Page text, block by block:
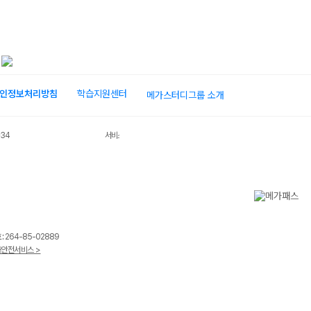
정보처리방침 학습지원센터 메가스터디그룹 소개
서비스 가입사실 확인
호 : 264-85-02889
전서비스 >